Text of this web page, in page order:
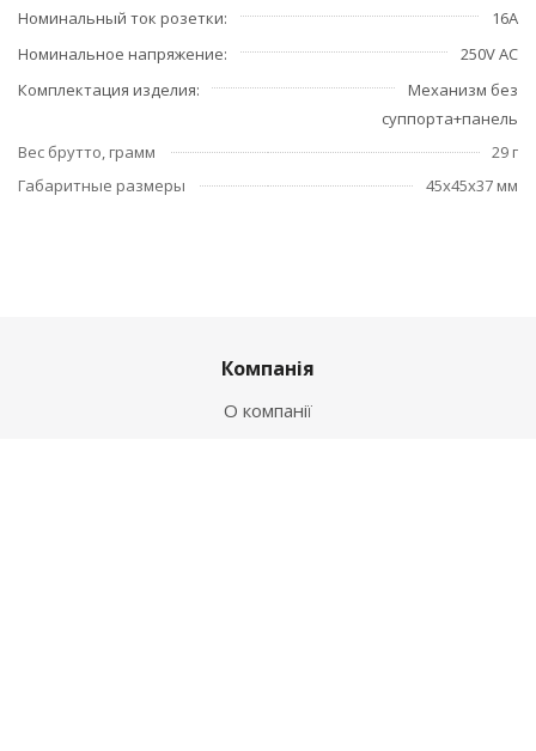
Номинальный ток розетки
16А
Номинальное напряжение
250V AC
Комплектация изделия
Механизм без
суппорта+панель
Вес брутто, грамм
29 г
Габаритные размеры
45x45x37 мм
Компанія
О компанії